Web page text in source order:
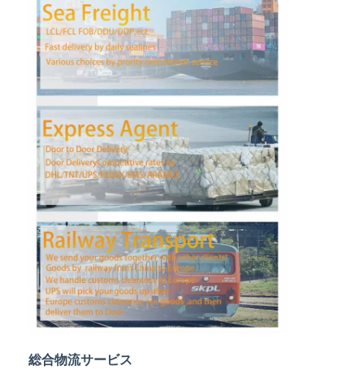
お問い合わせ
今雑談しなさい
航空貨物のForward
海上貨物
DDP 中国 から 発送
明白な船積み
鉄道貨物運送
Amazonへ発送
トラック貨物
総合物流サービス